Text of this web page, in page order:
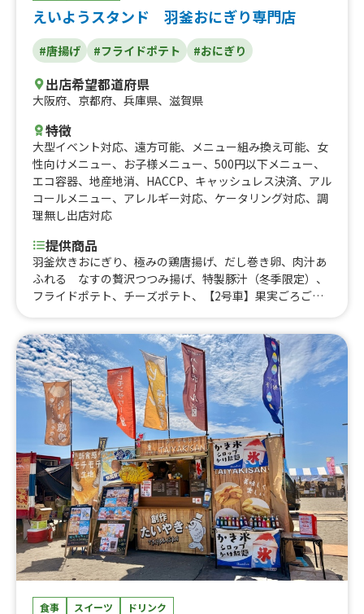
えいようスタンド 羽釜おにぎり専門店
#唐揚げ #フライドポテト #おにぎり
出店希望都道府県
大阪府、 京都府、 兵庫県、 滋賀県
特徴
大型イベント対応、 遠方可能、 メニュー組み換え可能、 女
性向けメニュー、 お子様メニュー、 500円以下メニュー、
エコ容器、 地産地消、 HACCP、 キャッシュレス決済、 アル
コールメニュー、 アレルギー対応、 ケータリング対応、 調
理無し出店対応
提供商品
羽釜炊きおにぎり、極みの鶏唐揚げ、だし巻き卵、肉汁あ
ふれる なすの贅沢つつみ揚げ、特製豚汁（冬季限定）、
フライドポテト、チーズポテト、【2号車】果実ごろごろ
食事 スイーツ ドリンク